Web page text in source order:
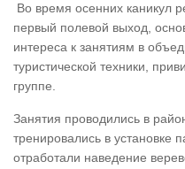
Во время осенних каникул
первый полевой выход,
интереса к занятиям в
туристической техники,
группе.
Занятия проводились в
тренировались в установке
отработали наведение